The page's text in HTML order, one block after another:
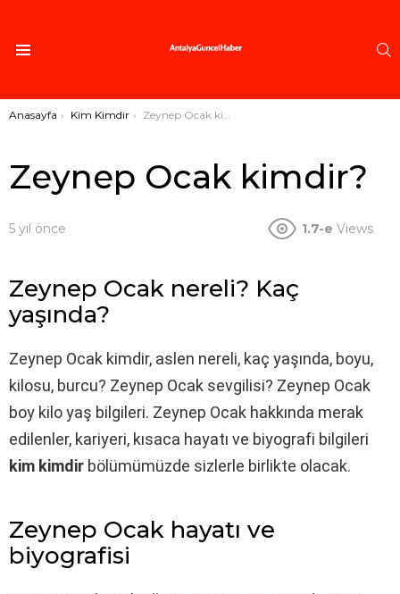
Buradasınız:
Anasayfa Kim Kimdir Zeynep Ocak kimdir?
Zeynep Ocak kimdir?
5 yıl önce 1.7-e Views
Zeynep Ocak nereli? Kaç
yaşında?
Zeynep Ocak kimdir, aslen nereli, kaç yaşında, boyu,
kilosu, burcu? Zeynep Ocak sevgilisi? Zeynep Ocak
boy kilo yaş bilgileri. Zeynep Ocak hakkında merak
edilenler, kariyeri, kısaca hayatı ve biyografi bilgileri
kim kimdir bölümümüzde sizlerle birlikte olacak.
Zeynep Ocak hayatı ve
biyografisi